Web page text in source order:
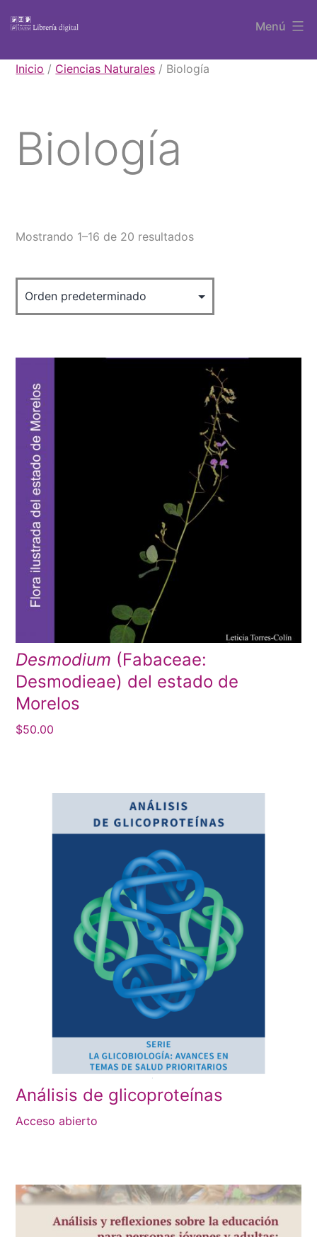
contenido
Libros
Menú
Inicio / Ciencias Naturales / Biología
Biología
Mostrando 1–16 de 20 resultados
Desmodium (Fabaceae:
Desmodieae) del estado de
Morelos
$50.00
Análisis de glicoproteínas
Acceso abierto